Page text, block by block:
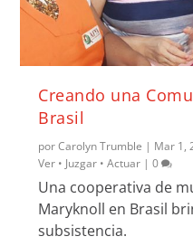
Creando una
Brasil
porCarolyn Trumble | Mar 1,
Ver • Juzgar • Actuar |0
Una cooperativa de
Maryknoll en Brasil
subsistencia.